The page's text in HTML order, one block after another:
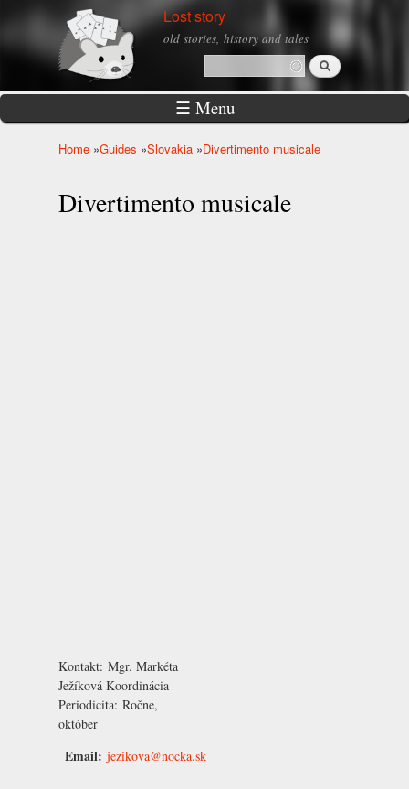
Skip to
main
Lost story
old stories, history and tales
Search form
Search
☰ Menu
Home »Guides »Slovakia »Divertimento musicale
Divertimento musicale
Kontakt: Mgr. Markéta
Ježíková Koordinácia
Periodicita: Ročne,
október
Email: jezikova@nocka.sk